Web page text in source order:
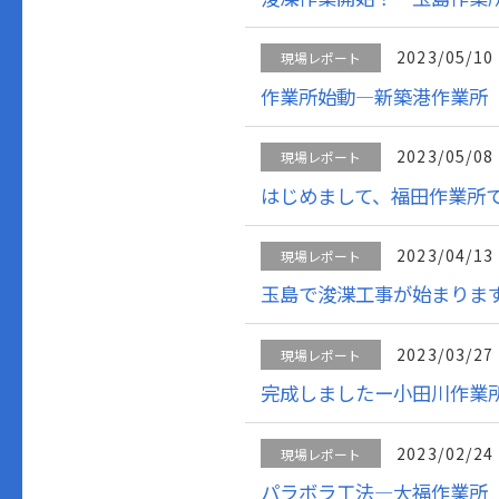
現場レポート 2023/05/10
作業所始動―新築港作業所
現場レポート 2023/05/08
はじめまして、福田作業所
現場レポート 2023/04/13
玉島で浚渫工事が始まり
現場レポート 2023/03/27
完成しましたー小田川作業
現場レポート 2023/02/24
パラボラ工法―大福作業所